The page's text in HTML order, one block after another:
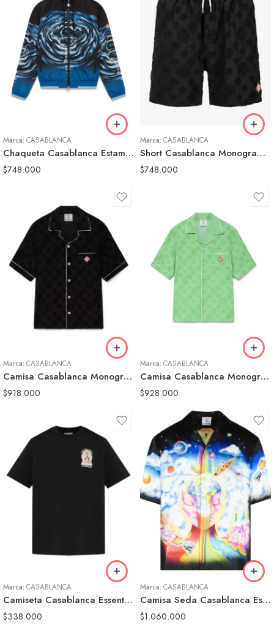
Marca: CASABLANCA
Chaqueta Casablanca Estampado Agua Azul Hombre
$748.000
S
M
Marca: CASABLANCA
Short Casablanca Monogram Negro Hombre
$748.000
Marca: CASABLANCA
Camisa Casablanca Monogram Negra Hombre
$918.000
S
M
L
Marca: CASABLANCA
Camisa Casablanca Monogram Verde Hombre
$928.000
S
M
L
Marca: CASABLANCA
Camiseta Casablanca Essential Experience Negra Hombre
$338.000
XL
Marca: CASABLANCA
Camisa Seda Casablanca Essential Experience Hombre
$1.060.000
S
L
XL